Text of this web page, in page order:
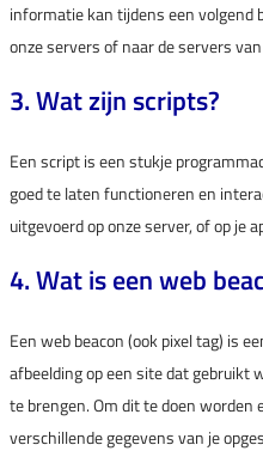
informatie kan tijdens een volgend
onze servers of naar de servers
3. Wat zijn scripts?
Een script is een stukje
goed te laten functioneren en
uitgevoerd op onze server, of op je
4. Wat is een web
Een web beacon (ook pixel tag) is
afbeelding op een site dat gebruikt
te brengen. Om dit te doen worden
verschillende gegevens van je